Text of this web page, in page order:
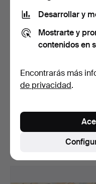
EN CATALUÑA A
FINALES…
Desarrollar y
Mostrarte y
contenidos en
Encontrarás más
de privacidad.